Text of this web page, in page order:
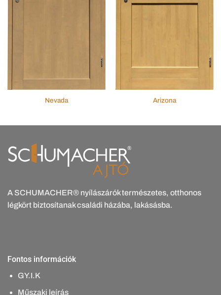
Nevada Arizona
A SCHUMACHER® nyílászárók természetes, otthonos
légkört biztosítanak családi házába, lakásásba.
Fontos információk
GY.I.K
Műszaki leírás